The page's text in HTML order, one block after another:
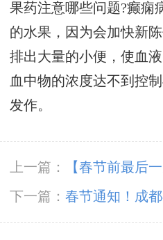
果药注意哪些问题?癫痫
的水果，因为会加快新
排出大量的小便，使血
血中物的浓度达不到控
发作。
上一篇：
【春节前最后
北京三甲神经内科专家
健康过个好年
下一篇： 春节通知！成
假，正常接诊!